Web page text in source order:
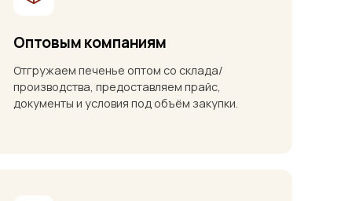
Оптовым компаниям
Отгружаем печенье оптом со склада/
производства, предоставляем прайс,
документы и условия под объём закупки.